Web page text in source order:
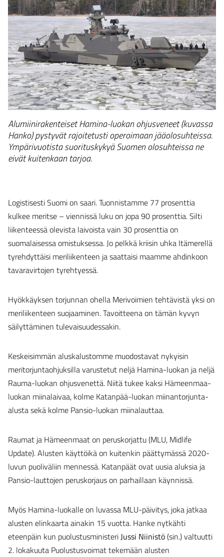
Alumiinirakenteiset Hamina-luokan ohjusveneet (kuvassa
Hanko) pystyvät rajoitetusti operoimaan jääolosuhteissa.
Ympärivuotista suorituskykyä Suomen olosuhteissa ne
eivät kuitenkaan tarjoa.
Logistisesti Suomi on saari. Tuonnistamme 77 prosenttia
kulkee meritse – viennissä luku on jopa 90 prosenttia. Silti
liikenteessä olevista laivoista vain 30 prosenttia on
suomalaisessa omistuksessa. Jo pelkkä kriisin uhka Itämerellä
tyrehdyttäisi meriliikenteen ja saattaisi maamme ahdinkoon
tavaravirtojen tyrehtyessä.
Hyökkäyksen torjunnan ohella Merivoimien tehtävistä yksi on
meriliikenteen suojaaminen. Tavoitteena on tämän kyvyn
säilyttäminen tulevaisuudessakin.
Keskeisimmän aluskalustomme muodostavat nykyisin
meritorjuntaohjuksilla varustetut neljä Hamina-luokan ja neljä
Rauma-luokan ohjusvenettä. Niitä tukee kaksi Hämeenmaa-
luokan miinalaivaa, kolme Katanpää-luokan miinantorjunta-
alusta sekä kolme Pansio-luokan miinalauttaa.
Raumat ja Hämeenmaat on peruskorjattu (MLU, Midlife
Update). Alusten käyttöikä on kuitenkin päättymässä 2020-
luvun puoliväliin mennessä. Katanpäät ovat uusia aluksia ja
Pansio-lauttojen peruskorjaus on parhaillaan käynnissä.
Myös Hamina-luokalle on luvassa MLU-päivitys, joka jatkaa
alusten elinkaarta ainakin 15 vuotta. Hanke nytkähti
eteenpäin kun puolustusministeriJussi Niinistö(sin.) valtuutti
2. lokakuuta Puolustusvoimat tekemään alusten